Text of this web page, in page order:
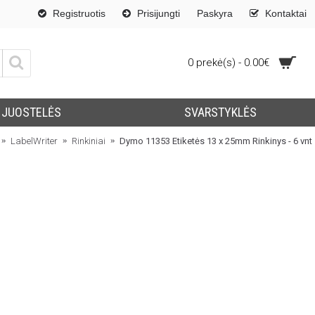
Registruotis Prisijungti Paskyra Kontaktai
0 prekė(s) - 0.00€
JUOSTELĖS SVARSTYKLĖS
LabelWriter Rinkiniai Dymo 11353 Etiketės 13 x 25mm Rinkinys - 6 vnt